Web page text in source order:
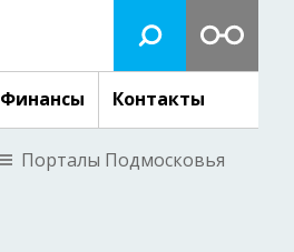
Финансы Контакты
Порталы Подмосковья